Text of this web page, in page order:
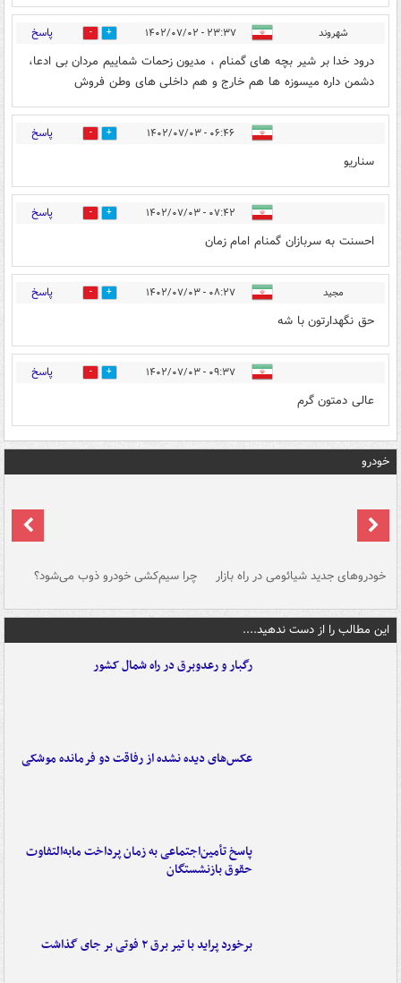
شهروند ۲۳:۳۷ - ۱۴۰۲/۰۷/۰۲ 0 پاسخ
درود خدا بر شیر بچه های گمنام ، مدیون زحمات شماییم مردان بی ادعا،
دشمن داره میسوزه ها هم خارج و هم داخلی های وطن فروش
۰۶:۴۶ - ۱۴۰۲/۰۷/۰۳ 0 پاسخ
سناریو
۰۷:۴۲ - ۱۴۰۲/۰۷/۰۳ 1 پاسخ
احسنت به سربازان گمنام امام زمان
مجید ۰۸:۲۷ - ۱۴۰۲/۰۷/۰۳ 2 پاسخ
حق نگهدارتون با شه
۰۹:۳۷ - ۱۴۰۲/۰۷/۰۳ 1 پاسخ
عالی دمتون گرم
خودرو
خودروهای جدید شیائومی در راه بازار چرا سیم‌کشی خودرو ذوب می‌شود؟
این مطالب را از دست ندهید....
رگبار و رعدوبرق در راه شمال کشور
عکس‌های دیده نشده از رفاقت دو فرمانده‌ موشکی
پاسخ تأمین‌اجتماعی به زمان پرداخت مابه‌التفاوت
حقوق بازنشستگان
برخورد پراید با تیر برق ۲ فوتی بر جای گذاشت